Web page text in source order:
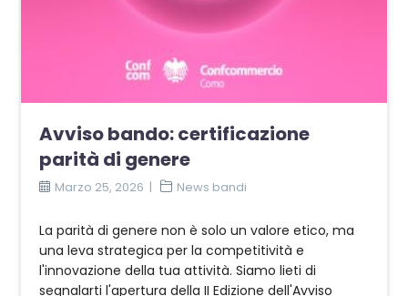
Avviso bando: certificazione
parità di genere
Marzo 25, 2026 News bandi
La parità di genere non è solo un valore etico, ma
una leva strategica per la competitività e
l'innovazione della tua attività. Siamo lieti di
segnalarti l'apertura della II Edizione dell'Avviso